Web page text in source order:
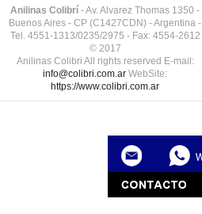
Anilinas Colibrí - Av. Alvarez Thomas 1350 -
Buenos Aires - CP (C1427CDN) - Argentina -
Tel. 4551-1313/0235/2975 - Fax: 4554-2612
© 2017
Anilinas Colibri All rights reserved E-mail:
info@colibri.com.ar WebSite:
https://www.colibri.com.ar